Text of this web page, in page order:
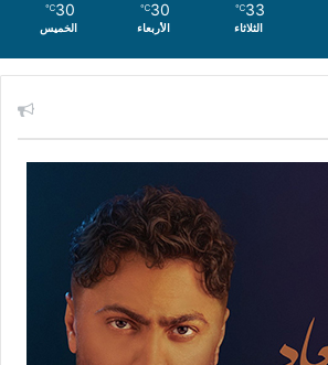
33
℃
الثلاثاء
30
℃
الأربعاء
30
℃
الخميس